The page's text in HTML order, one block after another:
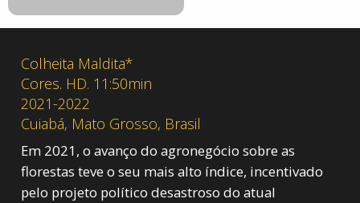
Colheita Maldita*
Cores. HD. 11:50min
2021-2022
Cuiabá, Mato Grosso, Brasil
Em 2021, o avanço do agronegócio sobre as
florestas teve o seu mais alto índice, incentivado
pelo projeto político desastroso do atual